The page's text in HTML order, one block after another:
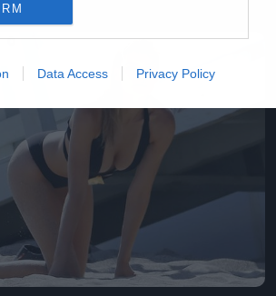
Data Access Privacy Policy